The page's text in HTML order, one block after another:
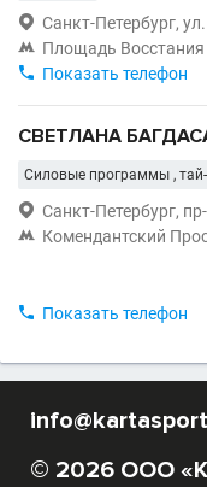
 Санкт-Петербург,
 Площадь Восстания
 Показать телефон
СВЕТЛАНА
Силовые программы , тай-
 Санкт-Петербург,
 Комендантский
 Показать телефон
© 2026 ООО